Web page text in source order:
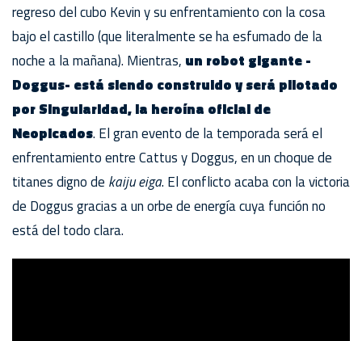
regreso del cubo Kevin y su enfrentamiento con la cosa
bajo el castillo (que literalmente se ha esfumado de la
noche a la mañana). Mientras, un robot gigante -
Doggus- está siendo construido y será pilotado
por Singularidad, la heroína oficial de
Neopicados. El gran evento de la temporada será el
enfrentamiento entre Cattus y Doggus, en un choque de
titanes digno de kaiju eiga. El conflicto acaba con la victoria
de Doggus gracias a un orbe de energía cuya función no
está del todo clara.